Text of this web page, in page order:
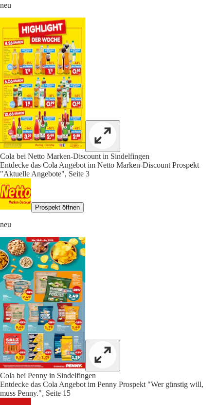
neu
Cola bei Netto Marken-Discount in Sindelfingen
Entdecke das Cola Angebot im Netto Marken-Discount Prospekt
"Aktuelle Angebote", Seite 3
Prospekt öffnen
neu
Cola bei Penny in Sindelfingen
Entdecke das Cola Angebot im Penny Prospekt "Wer günstig will,
muss Penny.", Seite 15